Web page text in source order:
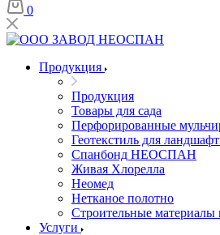
0
Продукция
Продукция
Товары для сада
Перфорированные
Геотекстиль для
Спанбонд НЕОСПАН
Живая Хлорелла
Нeомед
Нетканое полотно
Строительные материалы
Услуги